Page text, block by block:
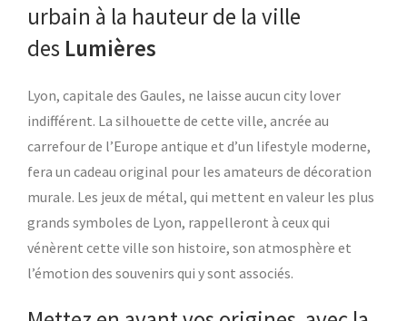
urbain à la hauteur de la ville
des Lumières
Lyon, capitale des Gaules, ne laisse aucun city lover
indifférent. La silhouette de cette ville, ancrée au
carrefour de l’Europe antique et d’un lifestyle moderne,
fera un cadeau original pour les amateurs de décoration
murale. Les jeux de métal, qui mettent en valeur les plus
grands symboles de Lyon, rappelleront à ceux qui
vénèrent cette ville son histoire, son atmosphère et
l’émotion des souvenirs qui y sont associés.